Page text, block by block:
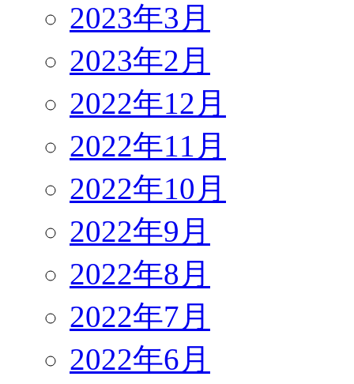
2023年3月
2023年2月
2022年12月
2022年11月
2022年10月
2022年9月
2022年8月
2022年7月
2022年6月